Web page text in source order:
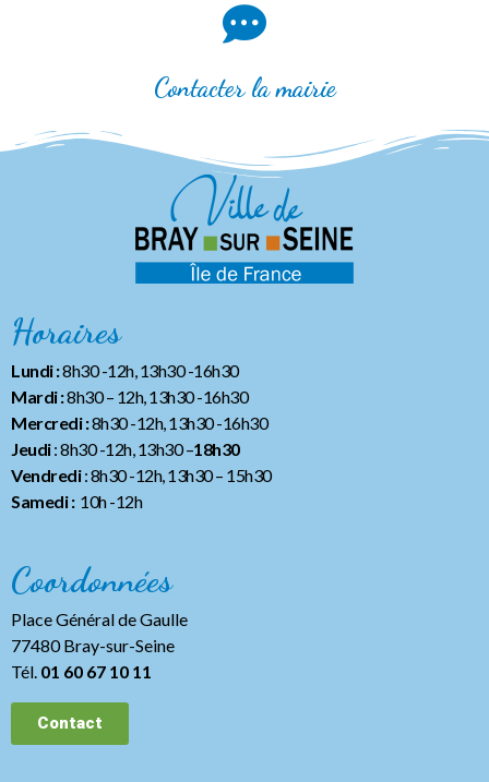
Contacter la mairie
Horaires
Lundi :8h30 -12h, 13h30 -16h30
Mardi :8h30 – 12h, 13h30 -16h30
Mercredi :8h30 -12h, 13h30 -16h30
Jeudi: 8h30 -12h, 13h30 –18h30
Vendredi: 8h30 -12h, 13h30– 15h30
Samedi :10h -12h
Coordonnées
Place Général de Gaulle
77480 Bray-sur-Seine
Tél. 01 60 67 10 11
Contact